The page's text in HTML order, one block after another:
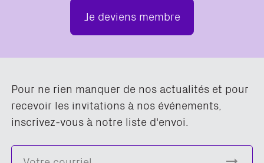
Je deviens membre
Pour ne rien manquer de nos actualités et pour
recevoir les invitations à nos événements,
inscrivez-vous à notre liste d'envoi.